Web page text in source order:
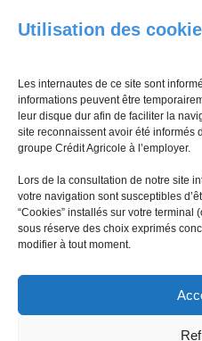
Utilisation des
Les internautes de ce site sont
informations peuvent être
leur disque dur afin de faciliter la
site reconnaissent avoir été informés
groupe Crédit Agricole à l’employer.
Lors de la consultation de notre site
votre navigation sont susceptibles
“Cookies” installés sur votre
sous réserve des choix exprimés
modifier à tout moment.
Mentions légales
Politique
Politique de cookies
© Tous droits réservés